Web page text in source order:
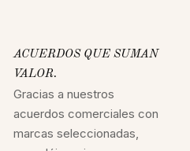
ACUERDOS QUE SUMAN
VALOR.
Gracias a nuestros
acuerdos comerciales con
marcas seleccionadas,